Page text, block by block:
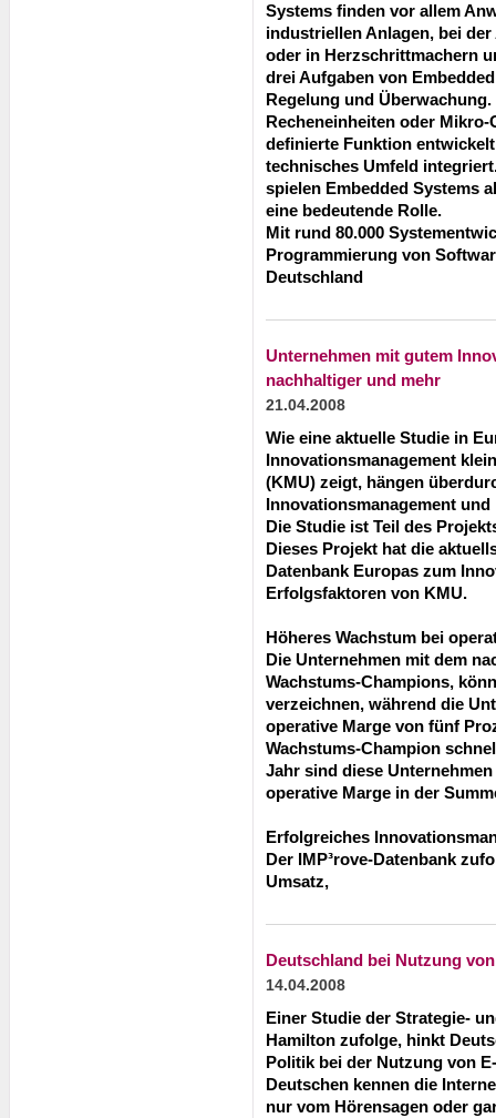
Systems finden vor allem
industriellen Anlagen, bei
oder in Herzschrittmachern
drei Aufgaben von
Regelung und
Recheneinheiten oder
definierte Funktion
technisches Umfeld
spielen Embedded Systems
eine bedeutende Rolle.
Mit rund 80.000
Programmierung von
Deutschland
Unternehmen mit gutem
nachhaltiger und mehr
21.04.2008
Wie eine aktuelle Studie in
Innovationsmanagement
(KMU) zeigt, hängen
Innovationsmanagement
Die Studie ist Teil des
Dieses Projekt hat die
Datenbank Europas zum
Erfolgsfaktoren von KMU.
Höheres Wachstum bei
Die Unternehmen mit dem
Wachstums-Champions,
verzeichnen, während die
operative Marge von fünf
Wachstums-Champion
Jahr sind diese
operative Marge in der
Erfolgreiches
Der IMP³rove-Datenbank
Umsatz,
Deutschland bei Nutzung
14.04.2008
Einer Studie der Strategie-
Hamilton zufolge, hinkt
Politik bei der Nutzung von
Deutschen kennen die
nur vom Hörensagen oder